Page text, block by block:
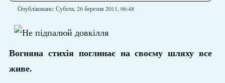
Опубліковано: Субота, 26 березня 2011, 06:48
Вогняна стихія поглинає на своєму шляху все
живе.